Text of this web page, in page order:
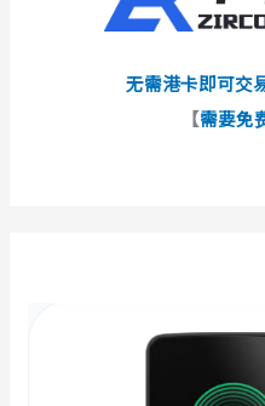
无需港卡即可交
【需要免